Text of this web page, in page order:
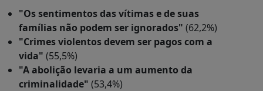
"Os sentimentos das vítimas e de suas
famílias não podem ser ignorados" (62,2%)
"Crimes violentos devem ser pagos com a
vida" (55,5%)
"A abolição levaria a um aumento da
criminalidade" (53,4%)